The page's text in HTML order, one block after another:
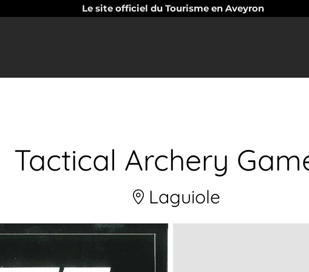
Le site officiel du Tourisme en Aveyron
Tactical Archery
Laguiole